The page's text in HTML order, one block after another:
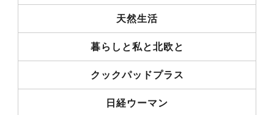
天然生活
暮らしと私と北欧と
クックパッドプラス
日経ウーマン